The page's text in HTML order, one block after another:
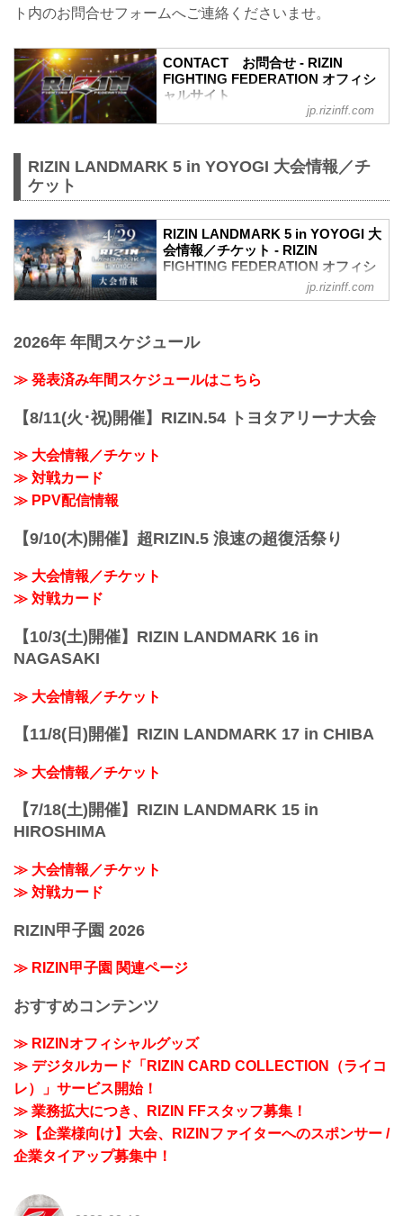
なります。
①ファンクラブ先行（超強者→強者）/
②先行販売（オフィシャルサイト先行・
プレイガイド先行・番組・チラシ等 順不
同）
③各プレイガイドの一般発売
※予約流れや演出の変更などで前後する
※各選手販...
ト内のお問合せフォームへご連絡くださいませ。
CONTACT お問合せ - RIZIN
FIGHTING FEDERATION オフィシ
ャルサイト
RIZIN FIGHTING FEDERATION オフィシ
「RIZIN FIGHTING FEDERATION」（ラ
ン）の情報・加盟団体について発信して
いきます。
jp.rizinff.com
RIZIN LANDMARK 5 in YOYOGI 大会情報／チ
ケット
RIZIN LANDMARK 5 in YOYOGI 大
会情報／チケット - RIZIN
FIGHTING FEDERATION オフィシ
が以下に変更となりました。
変更後：4月29日（祝・土）
【Trailer】RIZIN LANDMARK 5 in
YOYOGI
16:00開始
終了予定時間
jp.rizinff.com
2026年 年間スケジュール
≫ 発表済み年間スケジュールはこちら
【8/11(火･祝)開催】RIZIN.54 トヨタアリーナ大会
≫ 大会情報／チケット
≫ 対戦カード
≫ PPV配信情報
【9/10(木)開催】超RIZIN.5 浪速の超復活祭り
≫ 大会情報／チケット
≫ 対戦カード
【10/3(土)開催】RIZIN LANDMARK 16 in
NAGASAKI
≫ 大会情報／チケット
【11/8(日)開催】RIZIN LANDMARK 17 in CHIBA
≫ 大会情報／チケット
【7/18(土)開催】RIZIN LANDMARK 15 in
HIROSHIMA
≫ 大会情報／チケット
≫ 対戦カード
RIZIN甲子園 2026
≫ RIZIN甲子園 関連ページ
おすすめコンテンツ
≫ RIZINオフィシャルグッズ
≫ デジタルカード「RIZIN CARD COLLECTION（ライコ
レ）」サービス開始！
≫ 業務拡大につき、RIZIN FFスタッフ募集！
≫【企業様向け】大会、RIZINファイターへのスポンサー /
企業タイアップ募集中！